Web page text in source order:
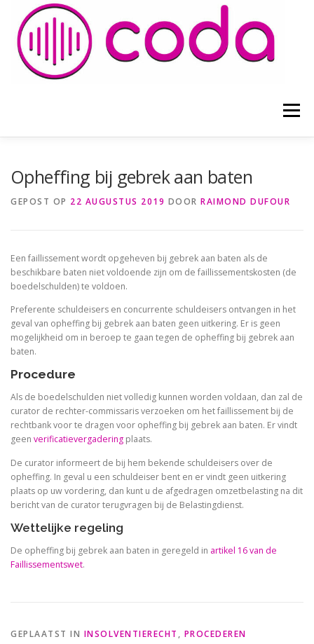
inhoud
springen
Menu
Opheffing bij gebrek aan baten
GEPOST OP 22 AUGUSTUS 2019 DOOR RAIMOND DUFOUR
Een faillissement wordt opgeheven bij gebrek aan baten als de
beschikbare baten niet voldoende zijn om de faillissementskosten (de
boedelschulden) te voldoen.
Preferente schuldeisers en concurrente schuldeisers ontvangen in het
geval van opheffing bij gebrek aan baten geen uitkering. Er is geen
mogelijkheid om in beroep te gaan tegen de opheffing bij gebrek aan
baten.
Procedure
Als de boedelschulden niet volledig kunnen worden voldaan, dan zal de
curator de rechter-commissaris verzoeken om het faillissement bij de
rechtbank voor te dragen voor opheffing bij gebrek aan baten. Er vindt
geen verificatievergadering plaats.
De curator informeert de bij hem bekende schuldeisers over de
opheffing. In geval u een schuldeiser bent en er vindt geen uitkering
plaats op uw vordering, dan kunt u de afgedragen omzetbelasting na dit
bericht van de curator terugvragen bij de Belastingdienst.
Wettelijke regeling
De opheffing bij gebrek aan baten in geregeld in artikel 16 van de
Faillissementswet.
GEPLAATST IN INSOLVENTIERECHT , PROCEDEREN